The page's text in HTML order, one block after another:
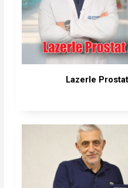
Lazerle